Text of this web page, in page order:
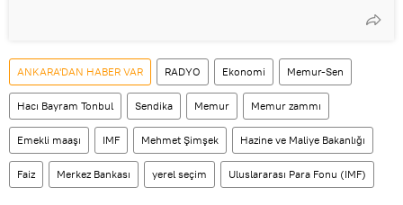
ANKARA'DAN HABER VAR RADYO Ekonomi Memur-Sen
Hacı Bayram Tonbul Sendika Memur Memur zammı
Emekli maaşı IMF Mehmet Şimşek Hazine ve Maliye Bakanlığı
Faiz Merkez Bankası yerel seçim Uluslararası Para Fonu (IMF)